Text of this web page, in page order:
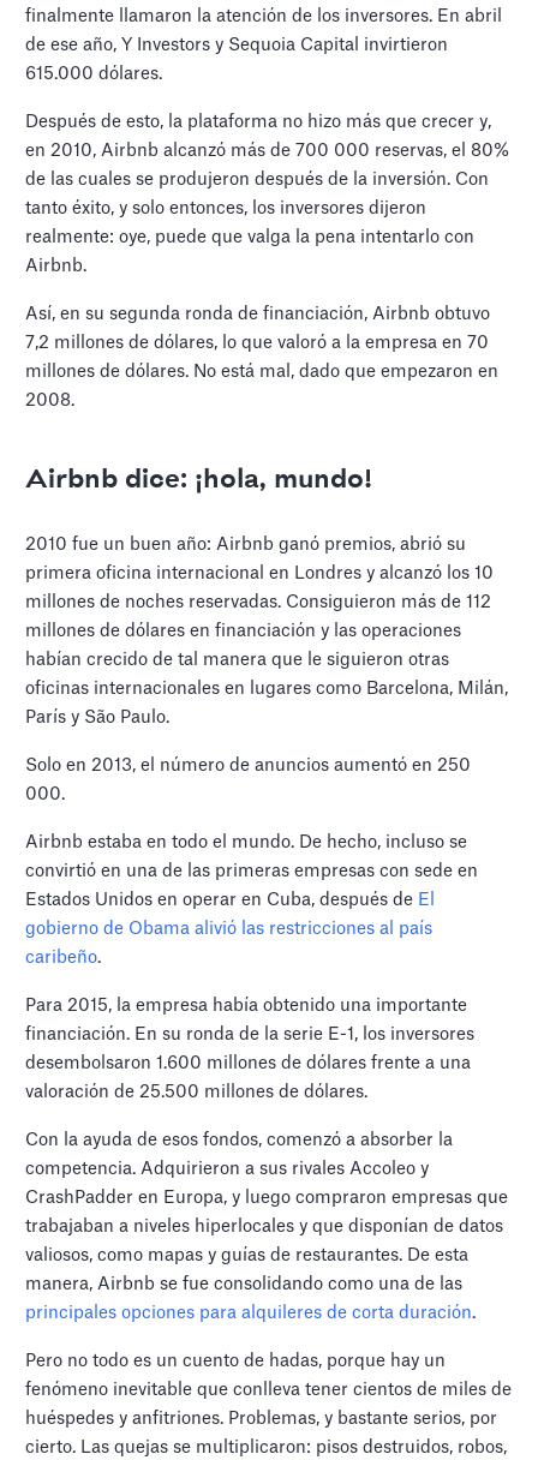
finalmente llamaron la atención de los inversores. En abril
de ese año, Y Investors y Sequoia Capital invirtieron
615.000 dólares.
Después de esto, la plataforma no hizo más que crecer y,
en 2010, Airbnb alcanzó más de 700 000 reservas, el 80%
de las cuales se produjeron después de la inversión. Con
tanto éxito, y solo entonces, los inversores dijeron
realmente: oye, puede que valga la pena intentarlo con
Airbnb.
Así, en su segunda ronda de financiación, Airbnb obtuvo
7,2 millones de dólares, lo que valoró a la empresa en 70
millones de dólares. No está mal, dado que empezaron en
2008.
Airbnb dice: ¡hola, mundo!
2010 fue un buen año: Airbnb ganó premios, abrió su
primera oficina internacional en Londres y alcanzó los 10
millones de noches reservadas. Consiguieron más de 112
millones de dólares en financiación y las operaciones
habían crecido de tal manera que le siguieron otras
oficinas internacionales en lugares como Barcelona, Milán,
París y São Paulo.
Solo en 2013, el número de anuncios aumentó en 250
000.
Airbnb estaba en todo el mundo. De hecho, incluso se
convirtió en una de las primeras empresas con sede en
Estados Unidos en operar en Cuba, después de El
gobierno de Obama alivió las restricciones al país
caribeño.
Para 2015, la empresa había obtenido una importante
financiación. En su ronda de la serie E-1, los inversores
desembolsaron 1.600 millones de dólares frente a una
valoración de 25.500 millones de dólares.
Con la ayuda de esos fondos, comenzó a absorber la
competencia. Adquirieron a sus rivales Accoleo y
CrashPadder en Europa, y luego compraron empresas que
trabajaban a niveles hiperlocales y que disponían de datos
valiosos, como mapas y guías de restaurantes. De esta
manera, Airbnb se fue consolidando como una de las
principales opciones para alquileres de corta duración.
Pero no todo es un cuento de hadas, porque hay un
fenómeno inevitable que conlleva tener cientos de miles de
huéspedes y anfitriones. Problemas, y bastante serios, por
cierto. Las quejas se multiplicaron: pisos destruidos, robos,